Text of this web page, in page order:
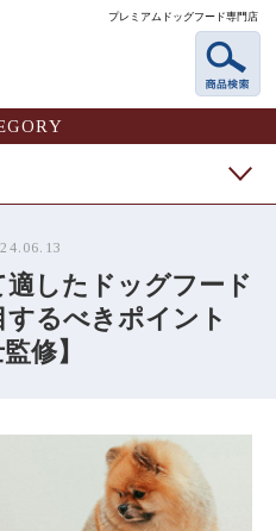
プレミアムドッグフード専門店
したドッグフード
るべきポイント
修】